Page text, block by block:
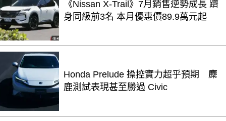
《Nissan X-Trail》7月銷售逆勢成長 躋
身同級前3名 本月優惠價89.9萬元起
Honda Prelude 操控實力超乎預期 麋
鹿測試表現甚至勝過 Civic